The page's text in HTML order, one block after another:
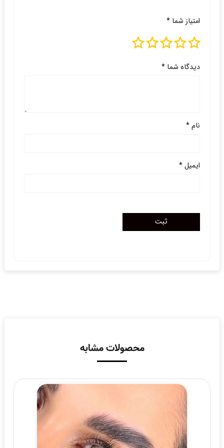
امتیاز شما *
دیدگاه شما *
نام*
ایمیل*
محصولات مشابه